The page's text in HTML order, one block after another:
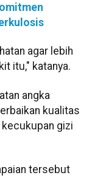
agar lebih
itu," katanya.
angka
kualitas
kecukupan gizi
tersebut